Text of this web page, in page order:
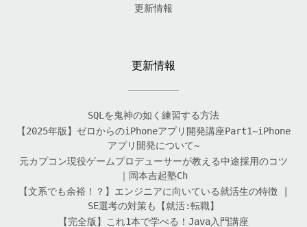
更新情報
更新情報
SQLを鬼神の如く練習する方法
【2025年版】ゼロからのiPhoneアプリ開発講座Part1~iPhone
アプリ開発について~
元カプコン現役ゲームプロデューサーが教える中途採用のコツ
｜岡本吉起塾Ch
【文系でも余裕！？】エンジニアに向いている就活生の特徴 |
SE選考の対策も【就活:転職】
【完全版】これ1本で学べる！Java入門講座